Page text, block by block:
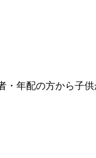
・年配の方から子